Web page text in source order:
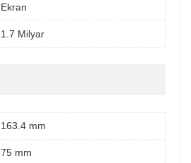
Ekran
1.7 Milyar
163.4 mm
75 mm